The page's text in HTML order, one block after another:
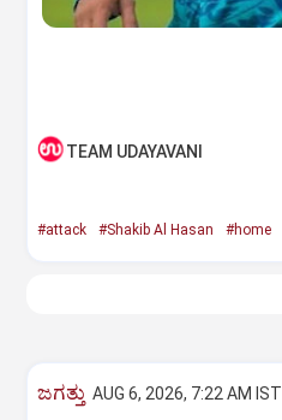
TEAM UDAYAVANI
#attack #Shakib Al Hasan #home
ಜಗತ್ತು AUG 6, 2026, 7:22 AM IST